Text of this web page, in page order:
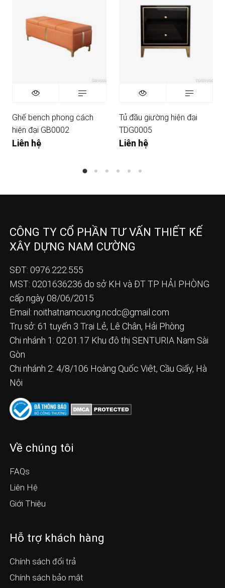
Ghế bench phong cách
hiện đại GB0002
Liên hệ
Tủ đầu giường hiện đại
TDG0005
Liên hệ
CÔNG TY CỔ PHẦN TƯ VẤN THIẾT KẾ
XÂY DỰNG NAM CƯỜNG
SĐT: 0976.222.555
MST: 0201636236 do sở KH và ĐT TP HẢI PHÒNG
cấp ngày 08/06/2015
Email: noithatnamcuong.ncdc@gmail.com
Trụ sở: 61 tuyến 3 Trại Lẻ, Lê Chân, Hải Phòng
Chi nhánh 1: 02.01.17 Khu đô thị SENTURIA Nam Sài
Gòn
Chi nhánh 2: 4/8/106 Hoàng Quốc Việt, Cầu Giấy, Hà
Nội
Về chúng tôi
FAQs
Liên Hệ
Giới Thiệu
Hỗ trợ khách hàng
Chính sách đổi trả
Chính sách bảo mật